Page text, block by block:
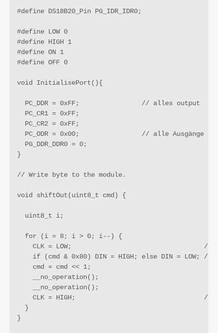
#define DS18B20_Pin PG_IDR_IDR0;
#define LOW 0
#define HIGH 1
#define ON 1
#define OFF 0
void InitialisePort(){
  PC_DDR = 0xFF;                // alles output
  PC_CR1 = 0xFF;
  PC_CR2 = 0xFF;
PC_ODR = 0x00;                // alle Ausgänge
  PG_DDR_DDR0 = 0;
}
// Write byte to the module.
void shiftOut(uint8_t cmd) {
  uint8_t i;
  for (i = 8; i > 0; i--) {
CLK = LOW;                                  //
if (cmd & 0x80) DIN = HIGH; else DIN = LOW; //
    cmd = cmd << 1;
    __no_operation();
    __no_operation();
CLK = HIGH;                                 //
  }
}